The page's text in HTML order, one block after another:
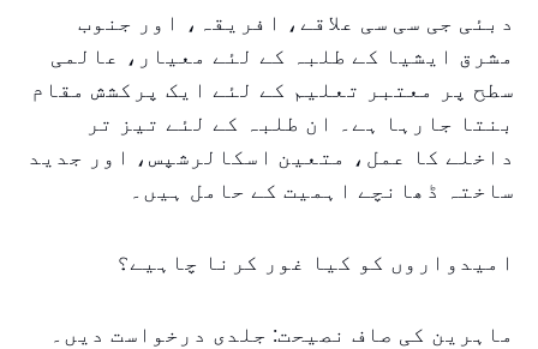
دبئی جی سی سی علاقے، افریقہ، اور جنوب
مشرق ایشیا کے طلبہ کے لئے معیار، عالمی
سطح پر معتبر تعلیم کے لئے ایک پرکشش مقام
بنتا جارہا ہے۔ ان طلبہ کے لئے تیز تر
داخلے کا عمل، متعین اسکالرشپس، اور جدید
ساختہ ڈھانچے اہمیت کے حامل ہیں۔
امیدواروں کو کیا غور کرنا چاہیے؟
ماہرین کی صاف نصیحت: جلدی درخواست دیں۔